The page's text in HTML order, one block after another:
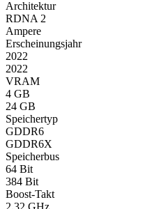
Architektur
RDNA 2
Ampere
Erscheinungsjahr
2022
2022
VRAM
4 GB
24 GB
Speichertyp
GDDR6
GDDR6X
Speicherbus
64 Bit
384 Bit
Boost-Takt
2.32 GHz